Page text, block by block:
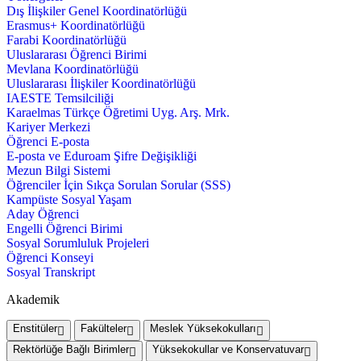
Dış İlişkiler Genel Koordinatörlüğü
Erasmus+ Koordinatörlüğü
Farabi Koordinatörlüğü
Uluslararası Öğrenci Birimi
Mevlana Koordinatörlüğü
Uluslararası İlişkiler Koordinatörlüğü
IAESTE Temsilciliği
Karaelmas Türkçe Öğretimi Uyg. Arş. Mrk.
Kariyer Merkezi
Öğrenci E-posta
E-posta ve Eduroam Şifre Değişikliği
Mezun Bilgi Sistemi
Öğrenciler İçin Sıkça Sorulan Sorular (SSS)
Kampüste Sosyal Yaşam
Aday Öğrenci
Engelli Öğrenci Birimi
Sosyal Sorumluluk Projeleri
Öğrenci Konseyi
Sosyal Transkript
Akademik
Enstitüler Fakülteler
Meslek Yüksekokulları
Rektörlüğe Bağlı Birimler
Yüksekokullar ve Konservatuvar